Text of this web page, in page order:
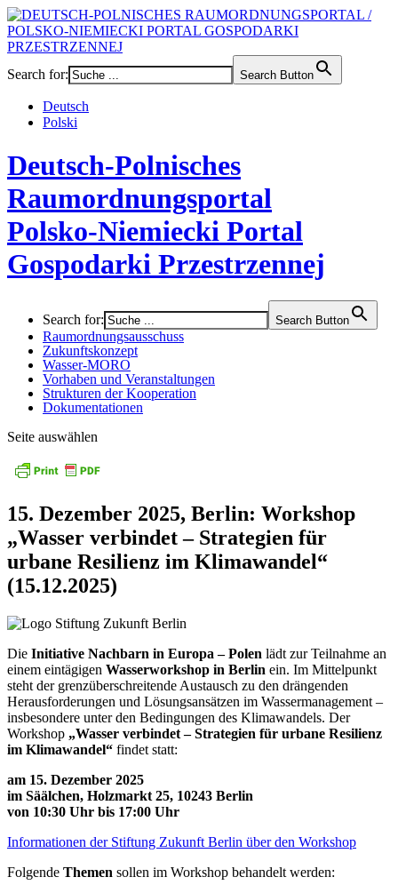
Search for: Search Button
Deutsch
Polski
Deutsch-Polnisches
Raumordnungsportal
Polsko-Niemiecki Portal
Gospodarki Przestrzennej
Search for: Search Button
Raumordnungsausschuss
Zukunftskonzept
Wasser-MORO
Vorhaben und Veranstaltungen
Strukturen der Kooperation
Dokumentationen
Seite auswählen
15. Dezember 2025, Berlin: Workshop
„Wasser verbindet – Strategien für
urbane Resilienz im Klimawandel“
(15.12.2025)
Die Initiative Nachbarn in Europa – Polen lädt zur Teilnahme an
einem eintägigen Wasserworkshop in Berlin ein. Im Mittelpunkt
steht der grenzüberschreitende Austausch zu den drängenden
Herausforderungen und Lösungsansätzen im Wassermanagement –
insbesondere unter den Bedingungen des Klimawandels. Der
Workshop „Wasser verbindet – Strategien für urbane Resilienz
im Klimawandel“ findet statt:
am 15. Dezember 2025
im Säälchen, Holzmarkt 25, 10243 Berlin
von 10:30 Uhr bis 17:00 Uhr
Informationen der Stiftung Zukunft Berlin über den Workshop
Folgende Themen sollen im Workshop behandelt werden: